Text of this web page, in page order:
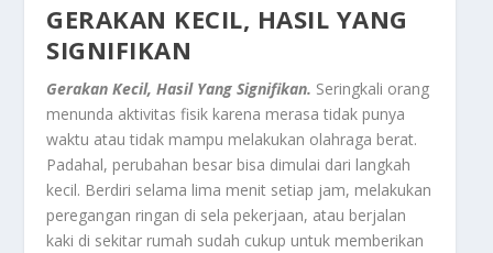
GERAKAN KECIL, HASIL YANG
SIGNIFIKAN
Gerakan Kecil, Hasil Yang Signifikan. Seringkali orang
menunda aktivitas fisik karena merasa tidak punya
waktu atau tidak mampu melakukan olahraga berat.
Padahal, perubahan besar bisa dimulai dari langkah
kecil. Berdiri selama lima menit setiap jam, melakukan
peregangan ringan di sela pekerjaan, atau berjalan
kaki di sekitar rumah sudah cukup untuk memberikan